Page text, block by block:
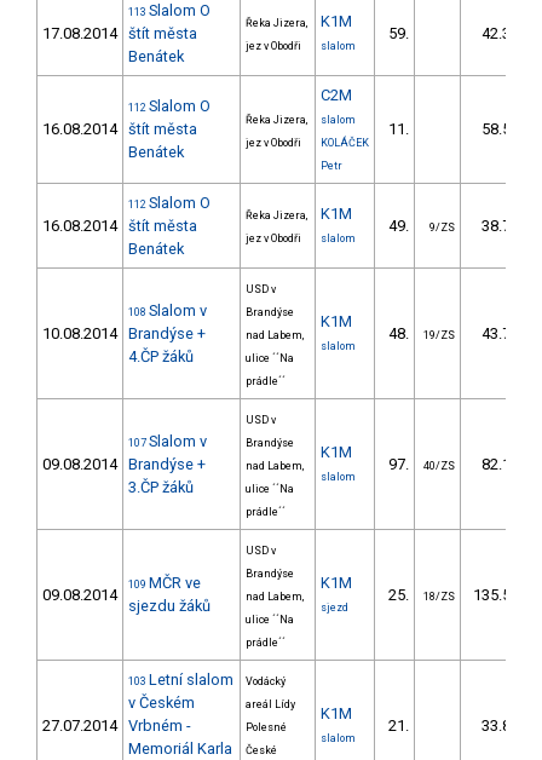
17.08.2014
113 Slalom O
štít města
Benátek
Řeka Jizera,
jez v Obodři
K1M
slalom
59. 42.30
16.08.2014
112 Slalom O
štít města
Benátek
Řeka Jizera,
jez v Obodři
C2M
slalom
KOLÁČEK
Petr
11. 58.50
16.08.2014
112 Slalom O
štít města
Benátek
Řeka Jizera,
jez v Obodři
K1M
slalom
49. 9/ZS 38.70
10.08.2014
108 Slalom v
Brandýse +
4.ČP žáků
USD v
Brandýse
nad Labem,
ulice ´´Na
prádle´´
K1M
slalom
48. 19/ZS 43.76
09.08.2014
107 Slalom v
Brandýse +
3.ČP žáků
USD v
Brandýse
nad Labem,
ulice ´´Na
prádle´´
K1M
slalom
97. 40/ZS 82.19
09.08.2014
109 MČR ve
sjezdu žáků
USD v
Brandýse
nad Labem,
ulice ´´Na
prádle´´
K1M
sjezd
25. 18/ZS 135.50
27.07.2014
103 Letní slalom
v Českém
Vrbném -
Memoriál Karla
Vodácký
areál Lídy
Polesné
České
K1M
slalom
21. 33.88